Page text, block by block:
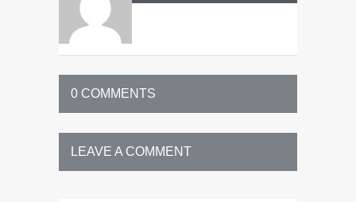
0 COMMENTS
LEAVE A COMMENT